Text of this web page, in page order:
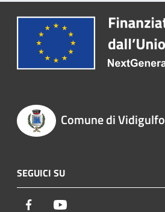
Comune di Vidigulfo
SEGUICI SU
Facebook